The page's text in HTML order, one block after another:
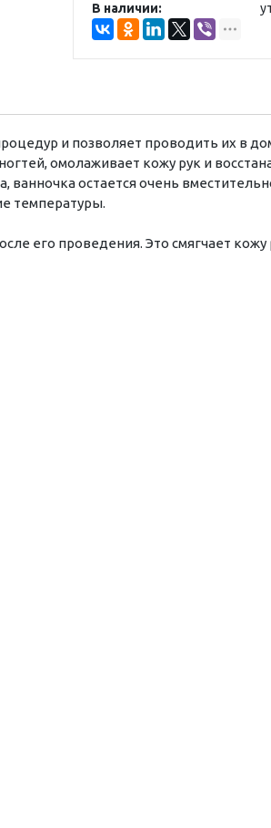
В наличии:
и позволяет проводить их в
омолаживает кожу рук и
ванночка остается очень
температуры.
его проведения. Это смягчает кожу